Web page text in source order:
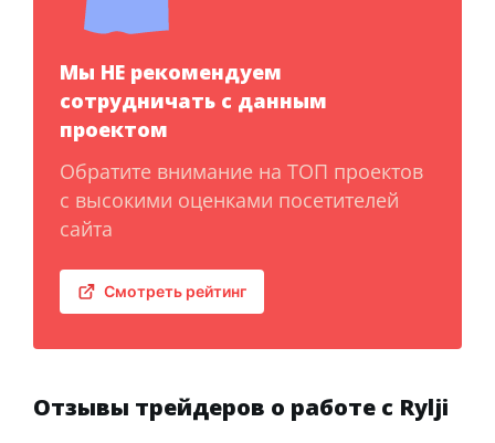
Мы НЕ рекомендуем
сотрудничать с данным
проектом
Обратите внимание на ТОП проектов
с высокими оценками посетителей
сайта
Смотреть рейтинг
Отзывы трейдеров о работе с Rylji